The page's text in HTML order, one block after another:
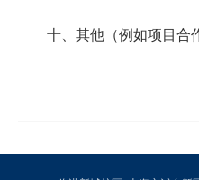
十、 其他（例如项目合